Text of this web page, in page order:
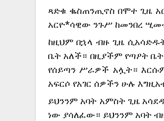
ጻድቁ ቈስጠንጢኖስ በሞተ ጊዜ
አርዮ*ሳዊው ንጉሥ ከመንበረ
ከዚህም በኋላ ብዙ ጊዜ
ቤት አለች። በዚያችም የጣዖት
የሰይጣን ሥራዎች አሏት።
አፍርሶ የአገር ሰዎችን ሁሉ
ይህንንም አባት አምስት ጊዜ
ነው ያሳለፈው። ይህንንም አባት